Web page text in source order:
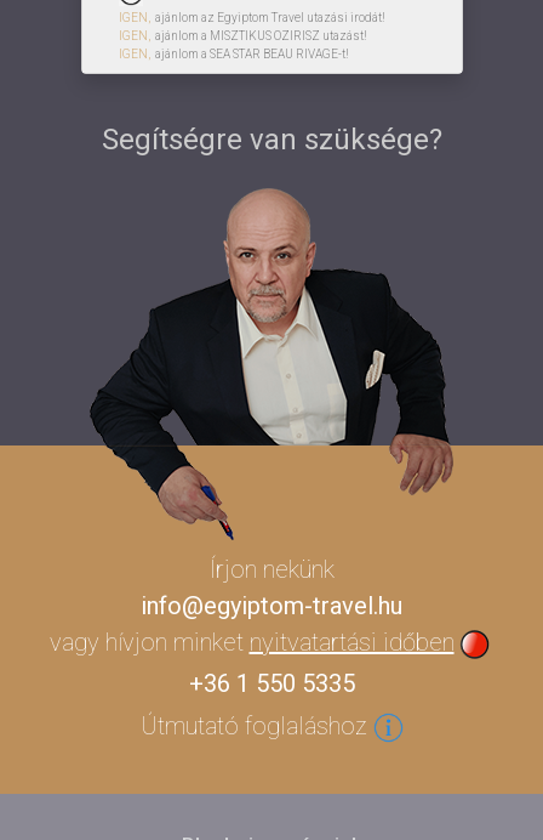
IGEN,
ajánlom az Egyiptom Travel utazási irodát!
IGEN,
ajánlom a MISZTIKUS OZIRISZ utazást!
IGEN,
ajánlom a SEA STAR BEAU RIVAGE-t!
Segítségre van szüksége?
Írjon nekünk
info@egyiptom-travel.hu
vagy hívjon minket nyitvatartási időben
+36 1 550 5335
Útmutató foglaláshoz